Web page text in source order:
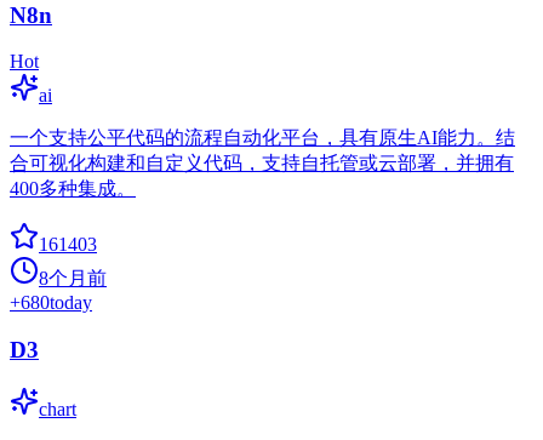
N8n
Hot
ai
一个支持公平代码的流程自动化平台，具有原生AI能力。结
合可视化构建和自定义代码，支持自托管或云部署，并拥有
400多种集成。
161403
8个月前
+680today
D3
chart